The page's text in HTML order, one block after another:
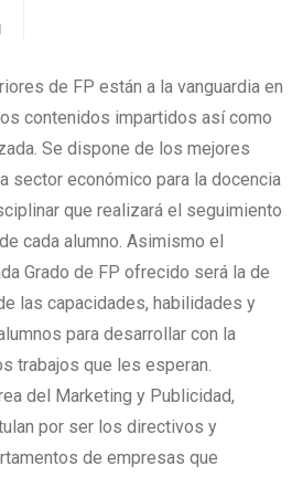
de FP están a la vanguardia en
contenidos impartidos así como
Se dispone de los mejores
sector económico para la docencia
que realizará el seguimiento
cada alumno. Asimismo el
Grado de FP ofrecido será la de
las capacidades, habilidades y
para desarrollar con la
trabajos que les esperan.
del Marketing y Publicidad,
por ser los directivos y
de empresas que